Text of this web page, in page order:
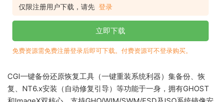
文件的支持，使其功能得到了极大的扩展...
仅限注册用户下载，请先 登录
立即下载
免费资源需免费注册登录后即可下载。付费资源可不登录购买。
CGI一键备份还原恢复工具（一键重装系统利器）集备份、恢
复、NT6.x安装（自动修复引导）等功能于一身，拥有GHOST